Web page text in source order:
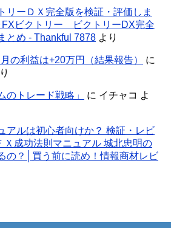
リーＤＸ完全版を検証・評価しま
FXビクトリー ビクトリーDX完全
め - Thankful 7878 より
の利益は+20万円（結果報告）
に
のトレード戦略」 に イチャコ よ
アルは初心者向けか？ 検証・レビ
Ｘ成功法則マニュアル 城北忠明の
の？│買う前に読め！情報商材レビ